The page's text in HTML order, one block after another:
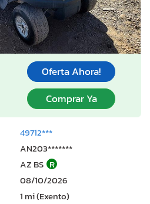
Oferta Ahora!
Comprar Ya
49712***
AN203*******
AZ BS R
08/10/2026
1 mi (Exento)